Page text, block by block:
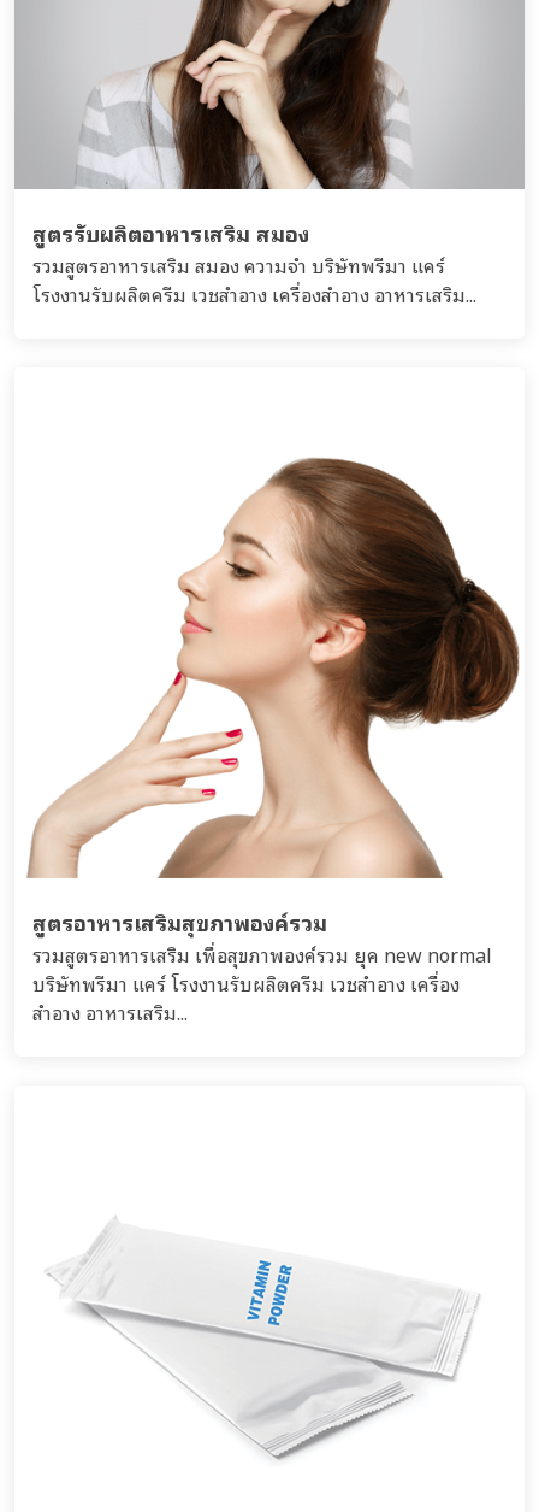
สูตรรับผลิตอาหารเสริม สมอง
รวมสูตรอาหารเสริม สมอง ความจำ บริษัทพรีมา แคร์
โรงงานรับผลิตครีม เวชสำอาง เครื่องสำอาง อาหารเสริม...
สูตรอาหารเสริมสุขภาพองค์รวม
รวมสูตรอาหารเสริม เพื่อสุขภาพองค์รวม ยุค new normal
บริษัทพรีมา แคร์ โรงงานรับผลิตครีม เวชสำอาง เครื่อง
สำอาง อาหารเสริม...